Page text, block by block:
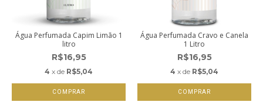
Água Perfumada Capim Limão 1
litro
R$16,95
4 x de R$5,04
Água Perfumada Cravo e Canela
1 Litro
R$16,95
4 x de R$5,04